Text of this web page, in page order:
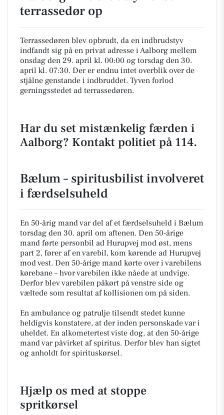
terrassedør op
Terrassedøren blev opbrudt, da en indbrudstyv
indfandt sig på en privat adresse i Aalborg mellem
onsdag den 29. april kl. 00:00 og torsdag den 30.
april kl. 07:30. Der er endnu intet overblik over de
stjålne genstande i indbruddet. Tyven forlod
gerningsstedet ad terrassedøren.
Har du set mistænkelig færden i
Aalborg? Kontakt politiet på 114.
Bælum – spiritusbilist involveret
i færdselsuheld
En 50-årig mand var del af et færdselsuheld i Bælum
torsdag den 30. april om aftenen. Den 50-årige
mand førte personbil ad Hurupvej mod øst, mens
part 2, fører af en varebil, kom kørende ad Hurupvej
mod vest. Den 50-årige mand kørte over i varebilens
kørebane – hvor varebilen ikke nåede at undvige.
Derfor blev varebilen påkørt på venstre side og
væltede som resultat af kollisionen om på siden.
En ambulance og patrulje tilsendt stedet kunne
heldigvis konstatere, at der inden personskade var i
uheldet. En alkometertest viste dog, at den 50-årige
mand var påvirket af spiritus. Derfor blev han sigtet
og anholdt for spirituskørsel.
Hjælp os med at stoppe
spritkørsel